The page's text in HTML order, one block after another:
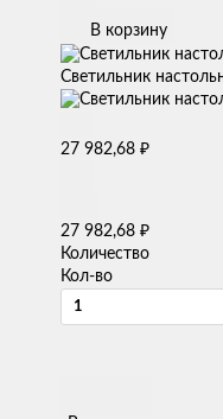
В корзину
Светильник
27 982,68 ₽
27 982,68 ₽
Количество
Кол-во